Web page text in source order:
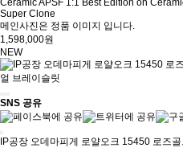
Ceramic APSF 1:1 Best Edition on
Super Clone
메인사진은 정품 이미지 입니다.
1,598,000원
NEW
SNS 공유
IP공장 오데마피게 로얄오크 15450 로즈